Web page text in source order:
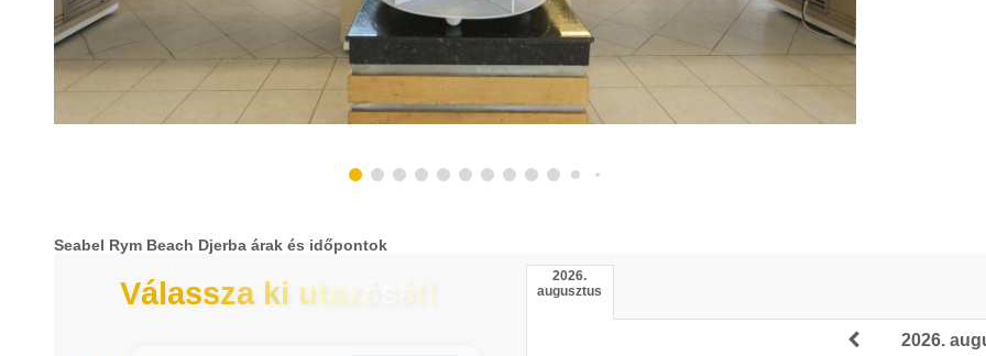
Seabel Rym Beach Djerba árak és időpontok
Válassza ki utazását!
2026.
augusztus
2026.